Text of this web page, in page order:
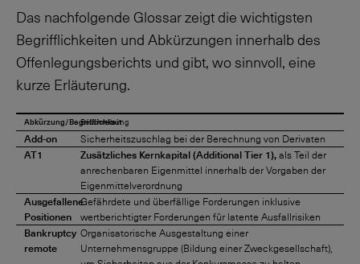
Das nachfolgende Glossar zeigt die wichtigsten
Begrifflichkeiten und Abkürzungen innerhalb des
Offenlegungsberichts und gibt, wo sinnvoll, eine
kurze Erläuterung.
Abkürzung/Begrifflichkeit
Beschreibung
Add-on
Sicherheitszuschlag bei der Berechnung von Derivaten
AT1
Zusätzliches Kernkapital (Additional Tier 1),als Teil der
anrechenbaren Eigenmittel innerhalb der Vorgaben der
Eigenmittelverordnung
Ausgefallene
Positionen
Gefährdete und überfällige Forderungen inklusive
wertberichtigter Forderungen für latente Ausfallrisiken
Bankruptcy
remote
Organisatorische Ausgestaltung einer
Unternehmensgruppe (Bildung einer Zweckgesellschaft),